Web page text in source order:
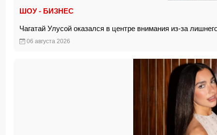
ШОУ - БИЗНЕС
Чагатай Улусой оказался в центре внимания из-за
06 августа 2026